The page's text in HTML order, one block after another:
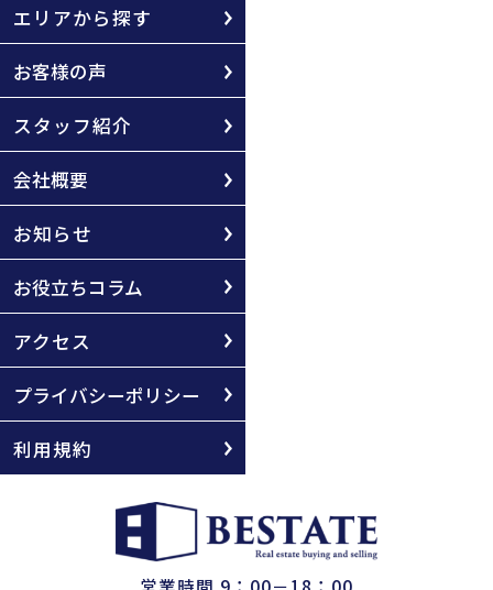
エリアから探す
お客様の声
スタッフ紹介
会社概要
お知らせ
お役立ちコラム
アクセス
プライバシーポリシー
利用規約